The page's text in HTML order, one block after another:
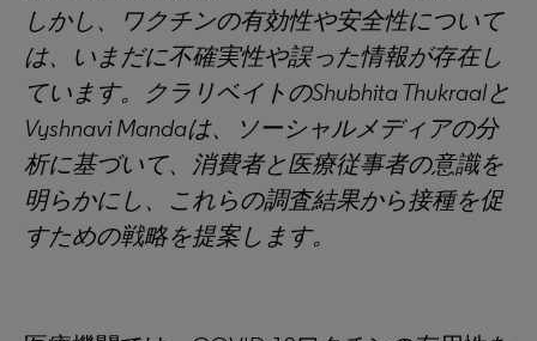
しかし、ワクチンの有効性や安全性について
は、いまだに不確実性や誤った情報が存在し
ています。クラリベイトのShubhita Thukraalと
Vyshnavi Mandaは、ソーシャルメディアの分
析に基づいて、消費者と医療従事者の意識を
明らかにし、これらの調査結果から接種を促
すための戦略を提案します。